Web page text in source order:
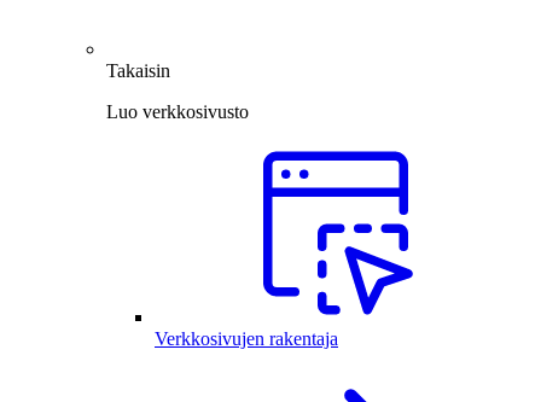
Takaisin
Luo verkkosivusto
Verkkosivujen rakentaja